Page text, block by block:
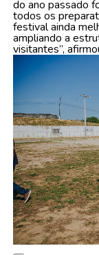
do ano passado
todos os
festival ainda
ampliando a
visitantes”,